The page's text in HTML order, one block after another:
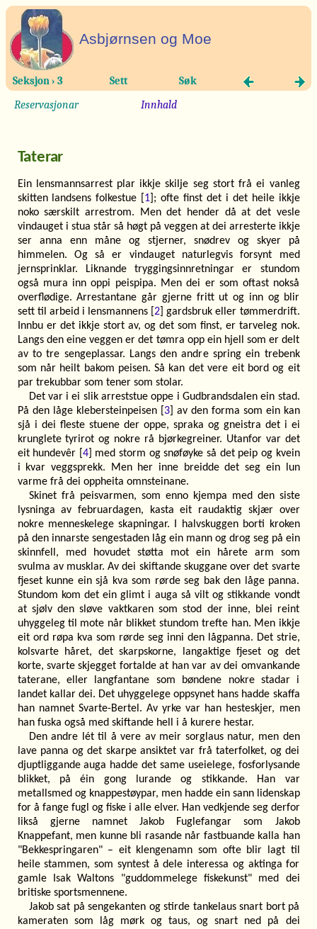
Asbjørnsen og Moe
Seksjon › 3 Sett Søk
Reservasjonar Innhald
Taterar
Ein lensmannsarrest plar ikkje skilje seg stort frå ei vanleg
skitten landsens folkestue [ 1 ]; ofte finst det i det heile ikkje
noko særskilt arrestrom. Men det hender då at det vesle
vindauget i stua står så høgt på veggen at dei arresterte ikkje
ser anna enn måne og stjerner, snødrev og skyer på
himmelen. Og så er vindauget naturlegvis forsynt med
jernsprinklar. Liknande tryggingsinnretningar er stundom
også mura inn oppi peispipa. Men dei er som oftast nokså
overflødige. Arrestantane går gjerne fritt ut og inn og blir
sett til arbeid i lensmannens [2 ] gardsbruk eller tømmerdrift.
Innbu er det ikkje stort av, og det som finst, er tarveleg nok.
Langs den eine veggen er det tømra opp ein hjell som er delt
av to tre sengeplassar. Langs den andre spring ein trebenk
som når heilt bakom peisen. Så kan det vere eit bord og eit
par trekubbar som tener som stolar.
Det var i ei slik arreststue oppe i Gudbrandsdalen ein stad.
På den låge klebersteinpeisen [ 3] av den forma som ein kan
sjå i dei fleste stuene der oppe, spraka og gneistra det i ei
krunglete tyrirot og nokre rå bjørkegreiner. Utanfor var det
eit hundevêr [ 4] med storm og snøføyke så det peip og kvein
i kvar veggsprekk. Men her inne breidde det seg ein lun
varme frå dei oppheita omnsteinane.
Skinet frå peisvarmen, som enno kjempa med den siste
lysninga av februardagen, kasta eit raudaktig skjær over
nokre menneskelege skapningar. I halvskuggen borti kroken
på den innarste sengestaden låg ein mann og drog seg på ein
skinnfell, med hovudet støtta mot ein hårete arm som
svulma av musklar. Av dei skiftande skuggane over det svarte
fjeset kunne ein sjå kva som rørde seg bak den låge panna.
Stundom kom det ein glimt i auga så vilt og stikkande vondt
at sjølv den sløve vaktkaren som stod der inne, blei reint
uhyggeleg til mote når blikket stundom trefte han. Men ikkje
eit ord røpa kva som rørde seg inni den lågpanna. Det strie,
kolsvarte håret, det skarpskorne, langaktige fjeset og det
korte, svarte skjegget fortalde at han var av dei omvankande
taterane, eller langfantane som bøndene nokre stadar i
landet kallar dei. Det uhyggelege oppsynet hans hadde skaffa
han namnet Svarte-Bertel. Av yrke var han hesteskjer, men
han fuska også med skiftande hell i å kurere hestar.
Den andre lét til å vere av meir sorglaus natur, men den
lave panna og det skarpe ansiktet var frå taterfolket, og dei
djuptliggande auga hadde det same useielege, fosforlysande
blikket, på éin gong lurande og stikkande. Han var
metallsmed og knappestøypar, men hadde ein sann lidenskap
for å fange fugl og fiske i alle elver. Han vedkjende seg derfor
likså gjerne namnet Jakob Fuglefangar som Jakob
Knappefant, men kunne bli rasande når fastbuande kalla han
"Bekkespringaren" – eit klengenamn som ofte blir lagt til
heile stammen, som syntest å dele interessa og aktinga for
gamle Isak Waltons "guddommelege fiskekunst" med dei
britiske sportsmennene.
Jakob sat på sengekanten og stirde tankelaus snart bort på
kameraten som låg mørk og taus, og snart ned på dei